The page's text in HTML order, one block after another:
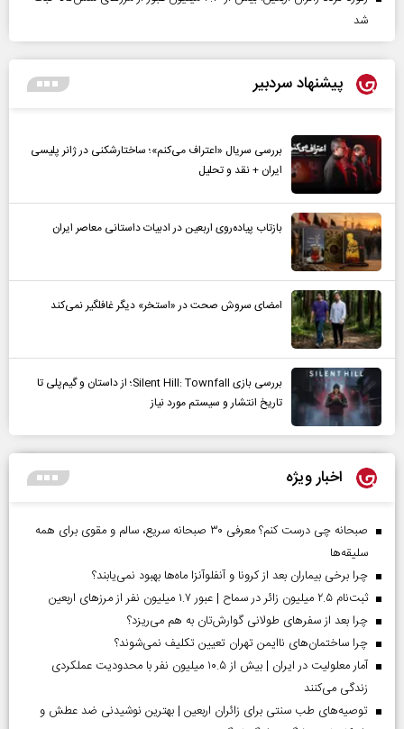
شد
پیشنهاد سردبیر
بررسی سریال «اعتراف می‌کنم»؛ ساختارشکنی در ژانر پلیسی
ایران + نقد و تحلیل
بازتاب پیاده‌روی اربعین در ادبیات داستانی معاصر ایران
امضای سروش صحت در «استخر» دیگر غافلگیر نمی‌کند
بررسی بازی Silent Hill: Townfall؛ از داستان و گیم‌پلی تا
تاریخ انتشار و سیستم مورد نیاز
اخبار ویژه
صبحانه چی درست کنم؟ معرفی ۳۰ صبحانه سریع، سالم و مقوی برای همه
سلیقه‌ها
چرا برخی بیماران بعد از کرونا و آنفلوآنزا ماه‌ها بهبود نمی‌یابند؟
ثبت‌نام ۲.۵ میلیون زائر در سماح | عبور ۱.۷ میلیون نفر از مرز‌های اربعین
چرا بعد از سفرهای طولانی گوارش‌تان به هم می‌ریزد؟
چرا ساختمان‌های ناایمن تهران تعیین تکلیف نمی‌شوند؟
آمار معلولیت در ایران | بیش از ۱۰.۵ میلیون نفر با محدودیت عملکردی
زندگی می‌کنند
توصیه‌های طب سنتی برای زائران اربعین | بهترین نوشیدنی ضد عطش و